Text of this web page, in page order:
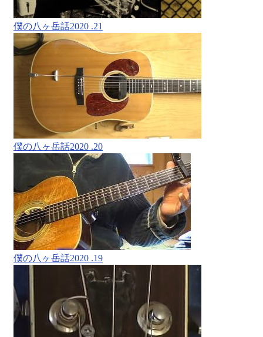
僕の八ヶ岳話2020 .21
僕の八ヶ岳話2020 .20
僕の八ヶ岳話2020 .19